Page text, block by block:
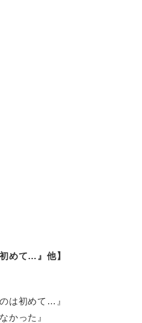
めて…』他】
は初めて…』
かった』